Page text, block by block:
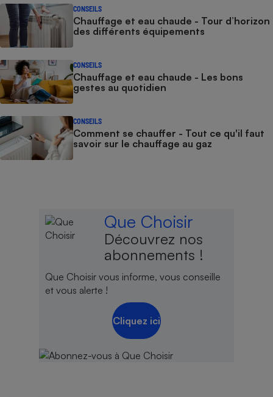
CONSEILS
Chauffage et eau chaude - Tour d’horizon
des différents équipements
CONSEILS
Chauffage et eau chaude - Les bons
gestes au quotidien
CONSEILS
Comment se chauffer - Tout ce qu'il faut
savoir sur le chauffage au gaz
Que Choisir
Découvrez nos
abonnements !
Que Choisir vous informe, vous conseille
et vous alerte !
Cliquez ici